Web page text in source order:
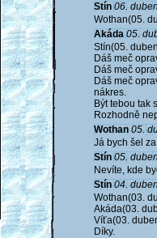
Stín 06.
Wothan(05.
Akáda 05.
Stín(05.
Dáš meč
Dáš meč
Dáš meč
nákres.
Být tebou tak
Rozhodně
Wothan 05.
Já bych šel
Stín 05.
Nevíte, kde
Stín 04.
Wothan(03.
Akáda(03.
Víťa(03.
Díky.